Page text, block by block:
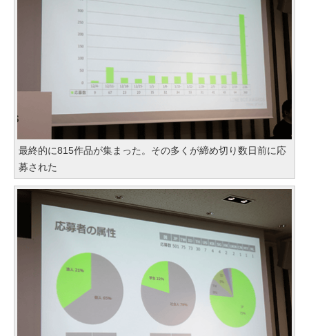
最終的に815作品が集まった。その多くが締め切り数日前に応
募された